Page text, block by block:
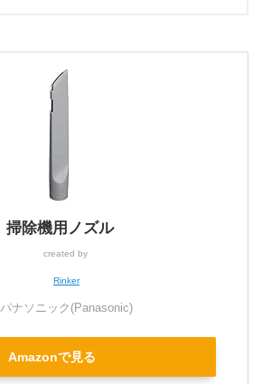
掃除機用ノズル
created by
Rinker
パナソニック(Panasonic)
Amazonで見る